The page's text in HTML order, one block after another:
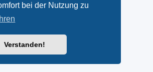
bei der Nutzung zu
Verstanden!